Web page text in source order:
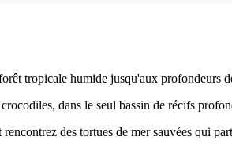
tropicale humide jusqu'aux profondeurs
dans le seul bassin de récifs
des tortues de mer sauvées qui